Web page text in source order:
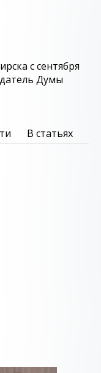
с сентября
Думы
В статьях